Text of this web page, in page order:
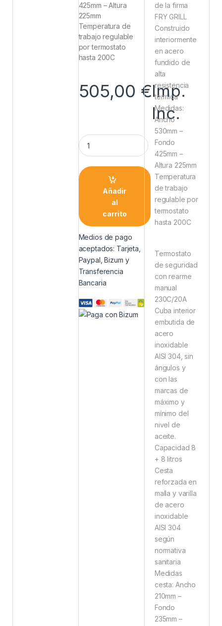
425mm – Altura
225mm
Temperatura de
trabajo regulable
por termostato
hasta 200C
505,00 €Imp.
Inc.
Añadir
al
carrito
Medios de pago
aceptados: Tarjeta,
Paypal, Bizum y
Transferencia
Bancaria
de la firma
FRY GRILL
Construido
interiormente
en acero
fundido de
alta
resistencia
térmica
Medidas:
Ancho
530mm –
Fondo
425mm –
Altura 225mm
Temperatura
de trabajo
regulable por
termostato
hasta 200C
Termostato
de seguridad
con rearme
manual
230C/20A
Cuba interior
embutida de
acero
inoxidable
AISI 304, sin
ángulos y
con las
marcas de
máximo y
mínimo del
nivel de
aceite.
Capacidad 8
+ 8 litros
Cesta
reforzada en
malla y varilla
de acero
inoxidable
AISI 304
según
normativa
sanitaria
Medidas
cesta: Ancho
210mm –
Fondo
235mm –